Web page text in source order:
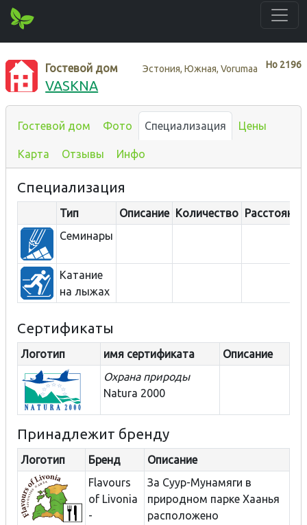
Нo 2196
Гостевой дом Эстония, Южная, Vorumaa
VASKNA
Гостевой дом Фото Специализация Цены
Карта Отзывы Инфо
Специализация
Тип Описание Количество Расстояние
Семинары
Катание
на лыжах
Сертификаты
Логотип имя сертификата
Описание
Охрана природы
Natura 2000
Принадлежит бренду
Логотип Бренд
Описание
Flavours
of Livonia
-
За Суур-Мунамяги в
природном парке Хаанья
расположено